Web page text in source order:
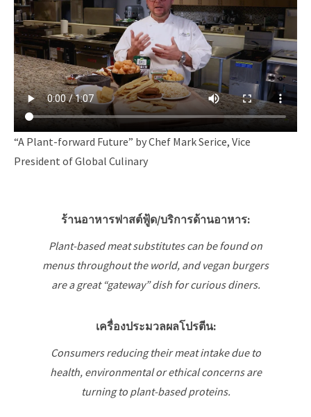
“A Plant-forward Future” by Chef Mark Serice, Vice
President of Global Culinary
ร้านอาหารฟาสต์ฟู้ด/บริการด้านอาหาร:
Plant-based meat substitutes can be found on
menus throughout the world, and vegan burgers
are a great “gateway” dish for curious diners.
เครื่องประมวลผลโปรตีน:
Consumers reducing their meat intake due to
health, environmental or ethical concerns are
turning to plant-based proteins.